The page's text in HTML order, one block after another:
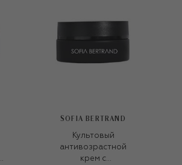
SOFIA BERTRAND
Культовый
антивозрастной
крем с